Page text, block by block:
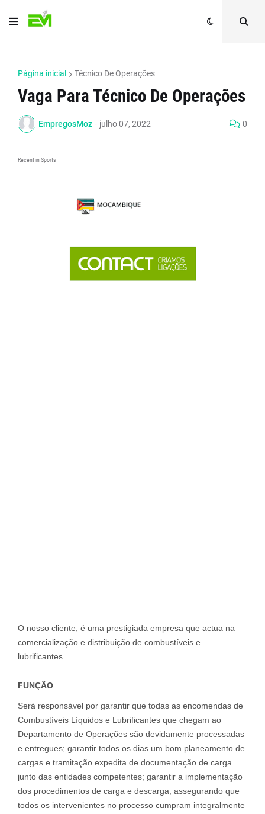
Página inicial Técnico De Operações
Vaga Para Técnico De Operações
EmpregosMoz - julho 07, 2022 0
Recent in Sports
O nosso cliente, é uma prestigiada empresa que actua na
comercialização e distribuição de combustíveis e
lubrificantes.
FUNÇÃO
Será responsável por garantir que todas as encomendas de
Combustíveis Líquidos e Lubrificantes que chegam ao
Departamento de Operações são devidamente processadas
e entregues; garantir todos os dias um bom planeamento de
cargas e tramitação expedita de documentação de carga
junto das entidades competentes; garantir a implementação
dos procedimentos de carga e descarga, assegurando que
todos os intervenientes no processo cumpram integralmente